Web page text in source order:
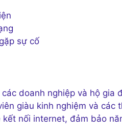
sự cố
doanh nghiệp và hộ gia
giàu kinh nghiệm và các
nối internet, đảm bảo